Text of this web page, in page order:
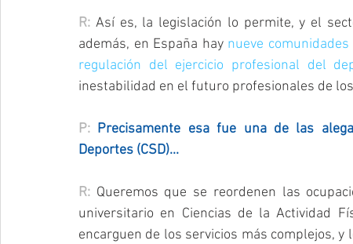
R: Así es, la legislación lo permite, y el
además, en España hay nueve
regulación del ejercicio profesional del
inestabilidad en el futuro profesionales de
P: Precisamente esa fue una de las
Deportes (CSD)...
R: Queremos que se reordenen las
universitario en Ciencias de la Actividad
encarguen de los servicios más complejos,